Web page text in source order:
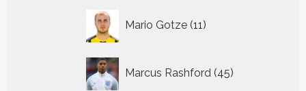
Mario Gotze 11
producten
Marcus Rashford 45
producten